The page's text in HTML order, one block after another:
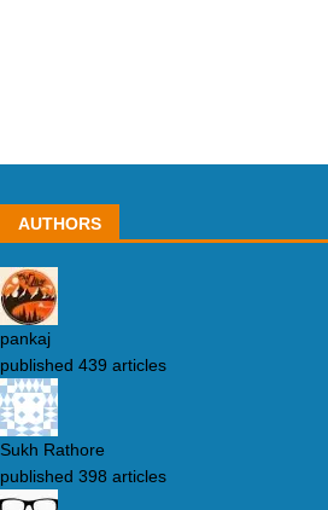
AUTHORS
pankaj
published 439 articles
Sukh Rathore
published 398 articles